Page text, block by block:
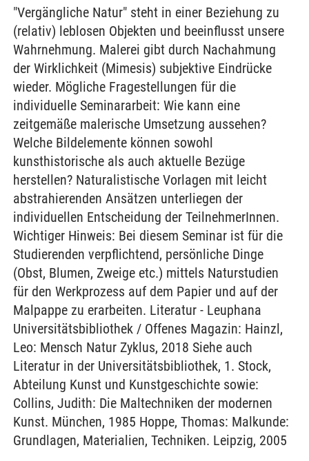
"Vergängliche Natur" steht in einer Beziehung zu
(relativ) leblosen Objekten und beeinflusst unsere
Wahrnehmung. Malerei gibt durch Nachahmung
der Wirklichkeit (Mimesis) subjektive Eindrücke
wieder. Mögliche Fragestellungen für die
individuelle Seminararbeit: Wie kann eine
zeitgemäße malerische Umsetzung aussehen?
Welche Bildelemente können sowohl
kunsthistorische als auch aktuelle Bezüge
herstellen? Naturalistische Vorlagen mit leicht
abstrahierenden Ansätzen unterliegen der
individuellen Entscheidung der TeilnehmerInnen.
Wichtiger Hinweis: Bei diesem Seminar ist für die
Studierenden verpflichtend, persönliche Dinge
(Obst, Blumen, Zweige etc.) mittels Naturstudien
für den Werkprozess auf dem Papier und auf der
Malpappe zu erarbeiten. Literatur - Leuphana
Universitätsbibliothek / Offenes Magazin: Hainzl,
Leo: Mensch Natur Zyklus, 2018 Siehe auch
Literatur in der Universitätsbibliothek, 1. Stock,
Abteilung Kunst und Kunstgeschichte sowie:
Collins, Judith: Die Maltechniken der modernen
Kunst. München, 1985 Hoppe, Thomas: Malkunde:
Grundlagen, Materialien, Techniken. Leipzig, 2005